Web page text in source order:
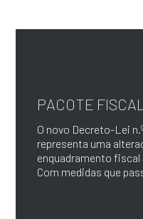
PACOTE
O novo Decreto-Lei
representa uma
enquadramento
Com medidas que